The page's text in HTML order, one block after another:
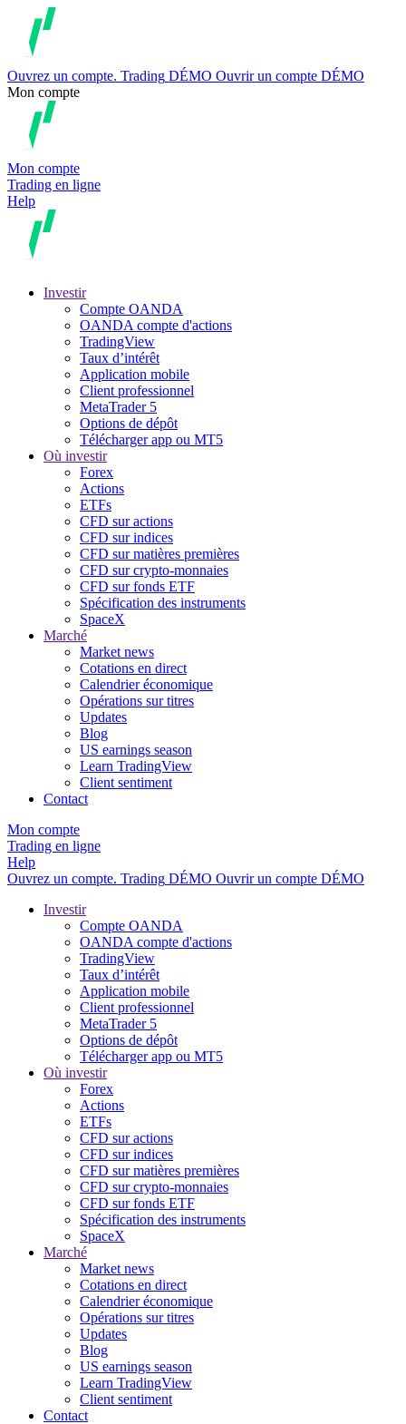
Ouvrez un compte. Trading DÉMO Ouvrir un compte DÉMO
Mon compte
Mon compte
Trading en ligne
Help
Investir
Compte OANDA
OANDA compte d'actions
TradingView
Taux d’intérêt
Application mobile
Client professionnel
MetaTrader 5
Options de dépôt
Télécharger app ou MT5
Où investir
Forex
Actions
ETFs
CFD sur actions
CFD sur indices
CFD sur matières premières
CFD sur crypto-monnaies
CFD sur fonds ETF
Spécification des instruments
SpaceX
Marché
Market news
Cotations en direct
Calendrier économique
Opérations sur titres
Updates
Blog
US earnings season
Learn TradingView
Client sentiment
Contact
Mon compte
Trading en ligne
Help
Ouvrez un compte. Trading DÉMO Ouvrir un compte DÉMO
Investir
Compte OANDA
OANDA compte d'actions
TradingView
Taux d’intérêt
Application mobile
Client professionnel
MetaTrader 5
Options de dépôt
Télécharger app ou MT5
Où investir
Forex
Actions
ETFs
CFD sur actions
CFD sur indices
CFD sur matières premières
CFD sur crypto-monnaies
CFD sur fonds ETF
Spécification des instruments
SpaceX
Marché
Market news
Cotations en direct
Calendrier économique
Opérations sur titres
Updates
Blog
US earnings season
Learn TradingView
Client sentiment
Contact